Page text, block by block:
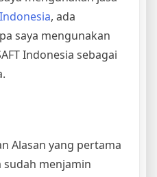
, ada
saya mengunakan
Indonesia sebagai
Alasan yang pertama
sudah menjamin